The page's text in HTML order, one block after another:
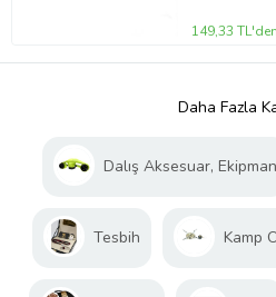
149,33
Daha Fazla
Dalış Aksesuar, Ekipman
Tesbih Kamp